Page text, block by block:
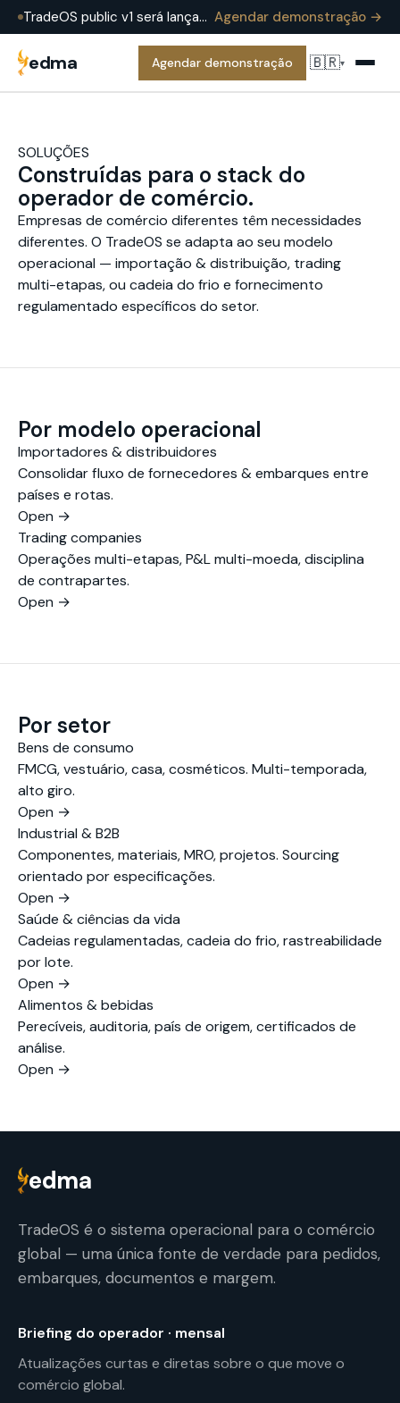
TradeOS public v1 será lançado em meados de 2026 — já em produção na EDMA Group hoje. Agende uma demonstração para vê-lo em uma operação real. Agendar demonstração →
edma Agendar demonstração 🇧🇷▾
SOLUÇÕES
Construídas para o stack do
operador de comércio.
Empresas de comércio diferentes têm necessidades
diferentes. O TradeOS se adapta ao seu modelo
operacional — importação & distribuição, trading
multi-etapas, ou cadeia do frio e fornecimento
regulamentado específicos do setor.
Por modelo operacional
Importadores & distribuidores
Consolidar fluxo de fornecedores & embarques entre
países e rotas.
Open →
Trading companies
Operações multi-etapas, P&L multi-moeda, disciplina
de contrapartes.
Open →
Por setor
Bens de consumo
FMCG, vestuário, casa, cosméticos. Multi-temporada,
alto giro.
Open →
Industrial & B2B
Componentes, materiais, MRO, projetos. Sourcing
orientado por especificações.
Open →
Saúde & ciências da vida
Cadeias regulamentadas, cadeia do frio, rastreabilidade
por lote.
Open →
Alimentos & bebidas
Perecíveis, auditoria, país de origem, certificados de
análise.
Open →
edma
TradeOS é o sistema operacional para o comércio
global — uma única fonte de verdade para pedidos,
embarques, documentos e margem.
Briefing do operador · mensal
Atualizações curtas e diretas sobre o que move o
comércio global.